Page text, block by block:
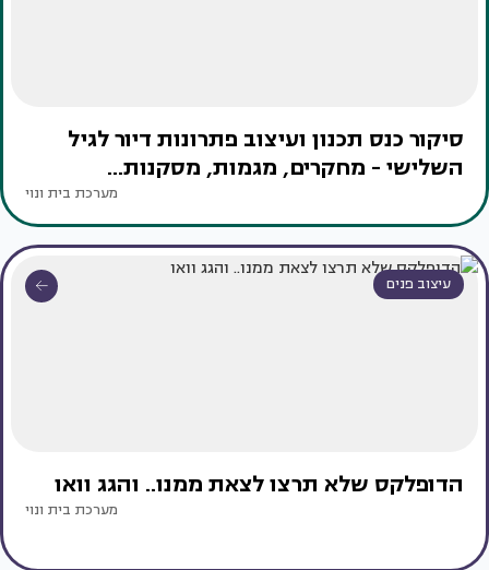
סיקור כנס תכנון ועיצוב פתרונות דיור לגיל
השלישי - מחקרים, מגמות, מסקנות...
מערכת בית ונוי
עיצוב פנים
הדופלקס שלא תרצו לצאת ממנו.. והגג וואו
מערכת בית ונוי